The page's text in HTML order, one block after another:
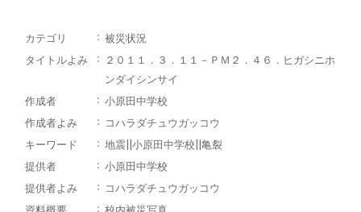
カテゴリ
被災状況
タイトルよみ
２０１１．３．１１－ＰＭ２．４６．ヒガシニホ
ンダイシンサイ
作成者
小原田中学校
作成者よみ
コハラダチュウガッコウ
キーワード
地震||小原田中学校||亀裂
提供者
小原田中学校
提供者よみ
コハラダチュウガッコウ